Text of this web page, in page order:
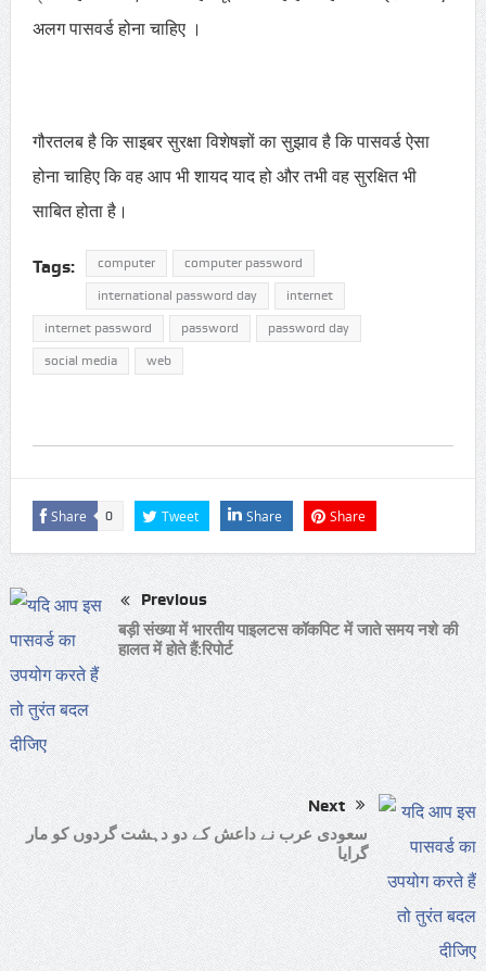
अलग पासवर्ड होना चाहिए ।
गौरतलब है कि साइबर सुरक्षा विशेषज्ञों का सुझाव है कि पासवर्ड ऐसा
होना चाहिए कि वह आप भी शायद याद हो और तभी वह सुरक्षित भी
साबित होता है।
Tags: computer computer password
international password day internet
internet password password password day
social media web
Share 0 Tweet Share Share
Previous
बड़ी संख्या में भारतीय पाइलटस कॉकपिट में जाते समय नशे की
हालत में होते हैं:रिपोर्ट
Next
سعودی عرب نے داعش کے دو دہشت گردوں کو مار
گرایا